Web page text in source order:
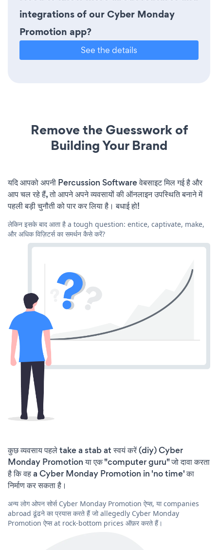
integrations of our Cyber Monday
Promotion app?
See the details
Remove the Guesswork of
Building Your Brand
यदि आपको अपनी Percussion Software वेबसाइट मिल गई है और
आप चल रहे हैं, तो आपने अपने व्यवसायों की ऑनलाइन उपस्थिति बनाने में
पहली बड़ी चुनौती को पार कर लिया है। बधाई हो!
लेकिन इसके बाद आता है a tough question: entice, captivate, make,
और अधिक विज़िटर्स का समर्थन कैसे करें?
कुछ व्यवसाय पहले take a stab at स्वयं करें (diy) Cyber
Monday Promotion या एक "computer guru" जो दावा करता
है कि वह a Cyber Monday Promotion in 'no time' का
निर्माण कर सकता है।
अन्य लोग ओपन सोर्स Cyber Monday Promotion ऐप्स, या companies
abroad ढूंढने का प्रयास करते हैं जो allegedly Cyber Monday
Promotion ऐप्स at rock-bottom prices ऑफ़र करते हैं।